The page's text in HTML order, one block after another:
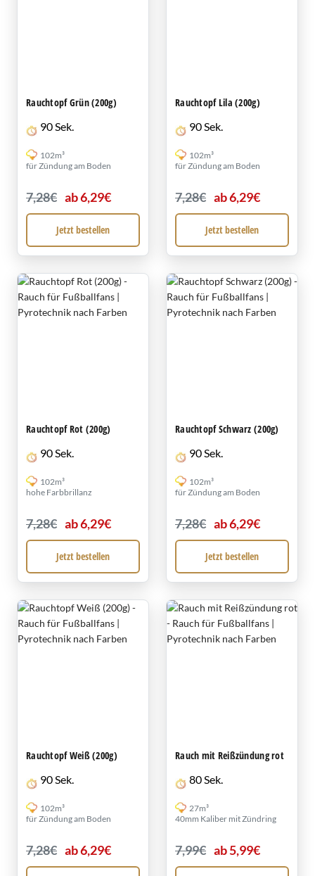
Rauchtopf Grün (200g)
90 Sek.
102m³
für Zündung am Boden
7,28€ ab 6,29€
Jetzt bestellen
Rauchtopf Lila (200g)
90 Sek.
102m³
für Zündung am Boden
7,28€ ab 6,29€
Jetzt bestellen
Rauchtopf Rot (200g)
90 Sek.
102m³
hohe Farbbrillanz
7,28€ ab 6,29€
Jetzt bestellen
Rauchtopf Schwarz (200g)
90 Sek.
102m³
für Zündung am Boden
7,28€ ab 6,29€
Jetzt bestellen
Rauchtopf Weiß (200g)
90 Sek.
102m³
für Zündung am Boden
7,28€ ab 6,29€
Rauch mit Reißzündung rot
80 Sek.
27m³
40mm Kaliber mit Zündring
7,99€ ab 5,99€